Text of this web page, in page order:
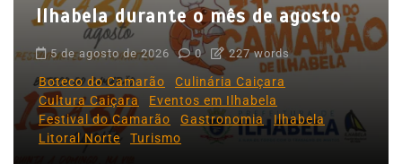
Ilhabela durante o mês de agosto
5 de agosto de 2026 0 227 words
Boteco do Camarão
Culinária Caiçara
Cultura Caiçara
Eventos em Ilhabela
Festival do Camarão
Gastronomia
Ilhabela
Litoral Norte
Turismo